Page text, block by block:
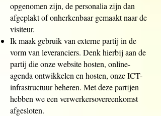
opgenomen zijn, de personalia zijn dan
afgeplakt of onherkenbaar gemaakt naar de
visiteur.
Ik maak gebruik van externe partij in de
vorm van leveranciers. Denk hierbij aan de
partij die onze website hosten, online-
agenda ontwikkelen en hosten, onze ICT-
infrastructuur beheren. Met deze partijen
hebben we een verwerkersovereenkomst
afgesloten.